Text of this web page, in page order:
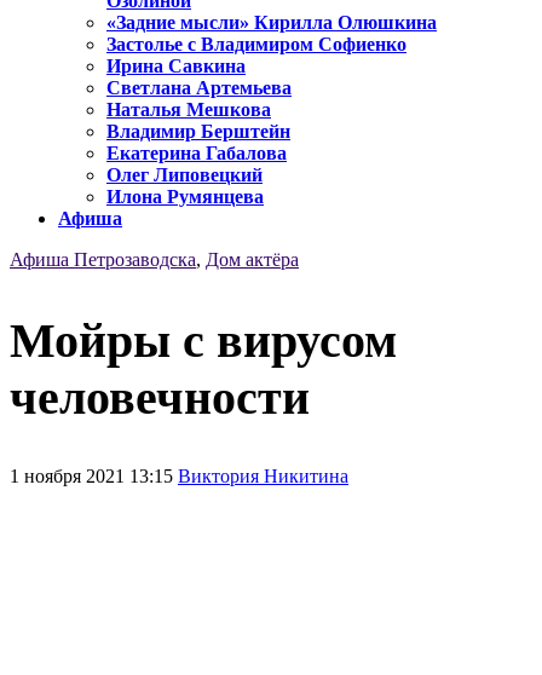
«Задние мысли» Кирилла Олюшкина
Застолье с Владимиром Софиенко
Ирина Савкина
Светлана Артемьева
Наталья Мешкова
Владимир Берштейн
Екатерина Габалова
Олег Липовецкий
Илона Румянцева
Афиша
Афиша Петрозаводска, Дом актёра
Мойры с вирусом
человечности
1 ноября 2021 13:15 Виктория Никитина